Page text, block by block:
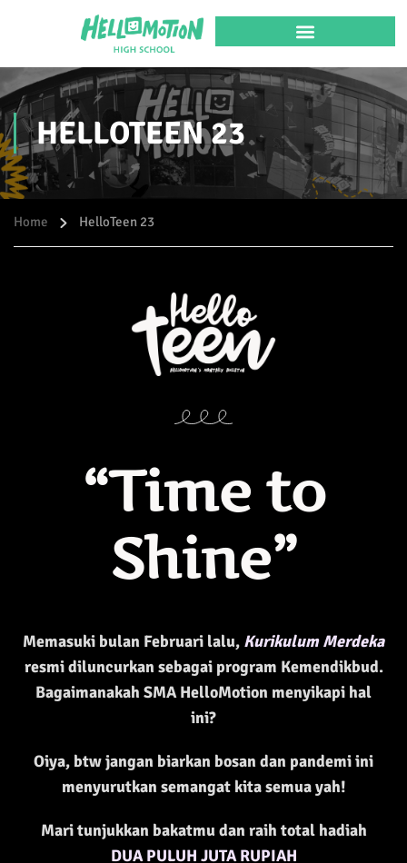
HELLOTEEN 23
Home HelloTeen 23
“Time to
Shine”
Memasuki bulan Februari lalu, Kurikulum Merdeka
resmi diluncurkan sebagai program Kemendikbud.
Bagaimanakah SMA HelloMotion menyikapi hal
ini?
Oiya, btw jangan biarkan bosan dan pandemi ini
menyurutkan semangat kita semua yah!
Mari tunjukkan bakatmu dan raih total hadiah
DUA PULUH JUTA RUPIAH